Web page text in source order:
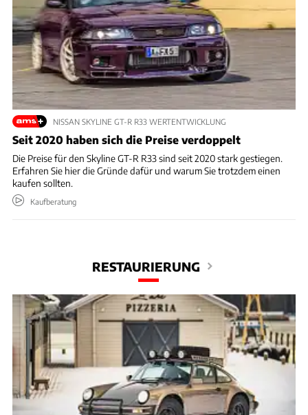
NISSAN SKYLINE GT-R R33 WERTENTWICKLUNG
Seit 2020 haben sich die Preise verdoppelt
Die Preise für den Skyline GT-R R33 sind seit 2020 stark gestiegen.
Erfahren Sie hier die Gründe dafür und warum Sie trotzdem einen
kaufen sollten.
Kaufberatung
RESTAURIERUNG